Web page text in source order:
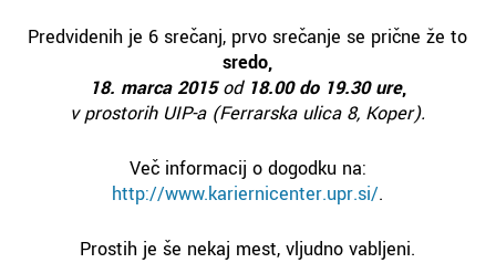
Predvidenih je 6 srečanj, prvo srečanje se prične že to
sredo,
18. marca 2015od 18.00 do 19.30 ure,
v prostorih UIP-a (Ferrarska ulica 8, Koper).
Več informacij o dogodku na:
http://www.kariernicenter.upr.si/.
Prostih je še nekaj mest, vljudno vabljeni.